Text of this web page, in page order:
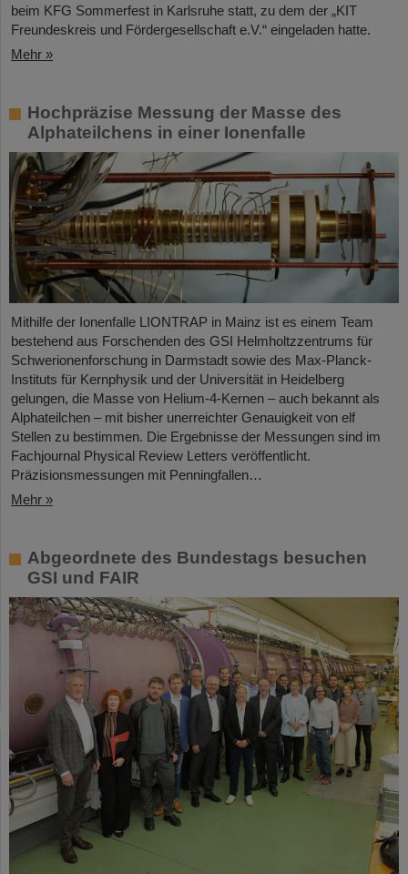
beim KFG Sommerfest in Karlsruhe statt, zu dem der „KIT
Freundeskreis und Fördergesellschaft e.V.“ eingeladen hatte.
Mehr »
Hochpräzise Messung der Masse des
Alphateilchens in einer Ionenfalle
Mithilfe der Ionenfalle LIONTRAP in Mainz ist es einem Team
bestehend aus Forschenden des GSI Helmholtzzentrums für
Schwerionenforschung in Darmstadt sowie des Max-Planck-
Instituts für Kernphysik und der Universität in Heidelberg
gelungen, die Masse von Helium-4-Kernen – auch bekannt als
Alphateilchen – mit bisher unerreichter Genauigkeit von elf
Stellen zu bestimmen. Die Ergebnisse der Messungen sind im
Fachjournal Physical Review Letters veröffentlicht.
Präzisionsmessungen mit Penningfallen…
Mehr »
Abgeordnete des Bundestags besuchen
GSI und FAIR